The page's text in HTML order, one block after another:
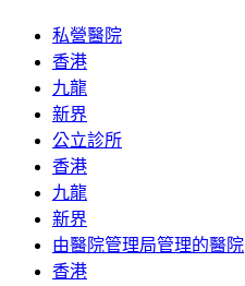
私營醫院
香港
九龍
新界
公立診所
香港
九龍
新界
由醫院管理局管理的醫院
香港